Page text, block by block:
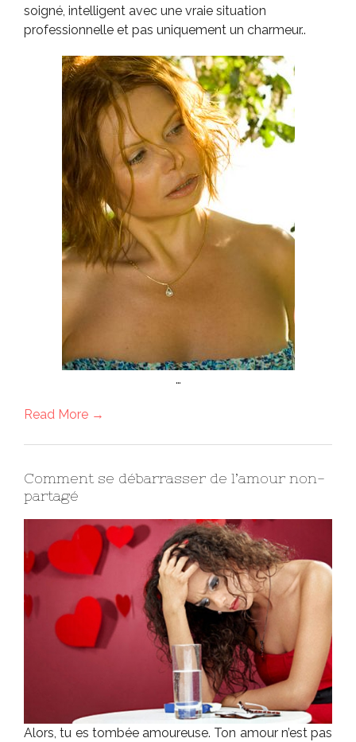
soigné, intelligent avec une vraie situation
professionnelle et pas uniquement un charmeur..
…
Read More →
Comment se débarrasser de l’amour non-
partagé
Alors, tu es tombée amoureuse. Ton amour n’est pas